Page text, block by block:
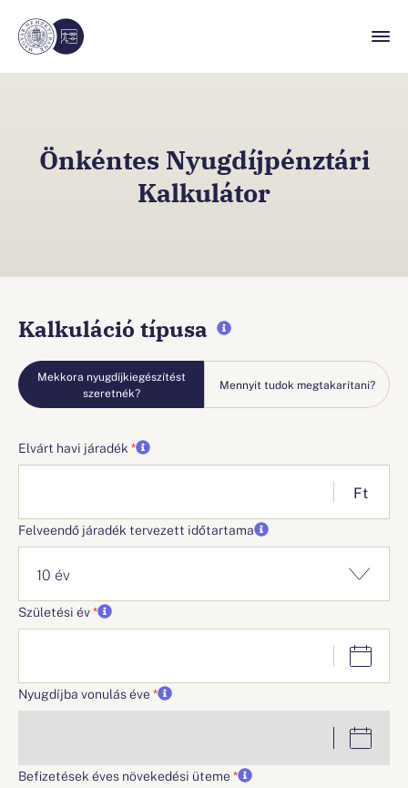
Önkéntes Nyugdíjpénztári
Kalkulátor
Kalkuláció típusa
Mekkora nyugdíjkiegészítést
szeretnék?
Mennyit tudok megtakarítani?
Elvárt havi járadék
Ft
Felveendő járadék tervezett időtartama
10 év
Születési év
Nyugdíjba vonulás éve
Befizetések éves növekedési üteme